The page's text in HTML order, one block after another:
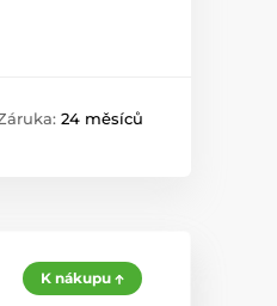
24 měsíců
K nákupu